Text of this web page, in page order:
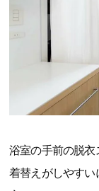
浴室の手前の脱
着替えがしやす